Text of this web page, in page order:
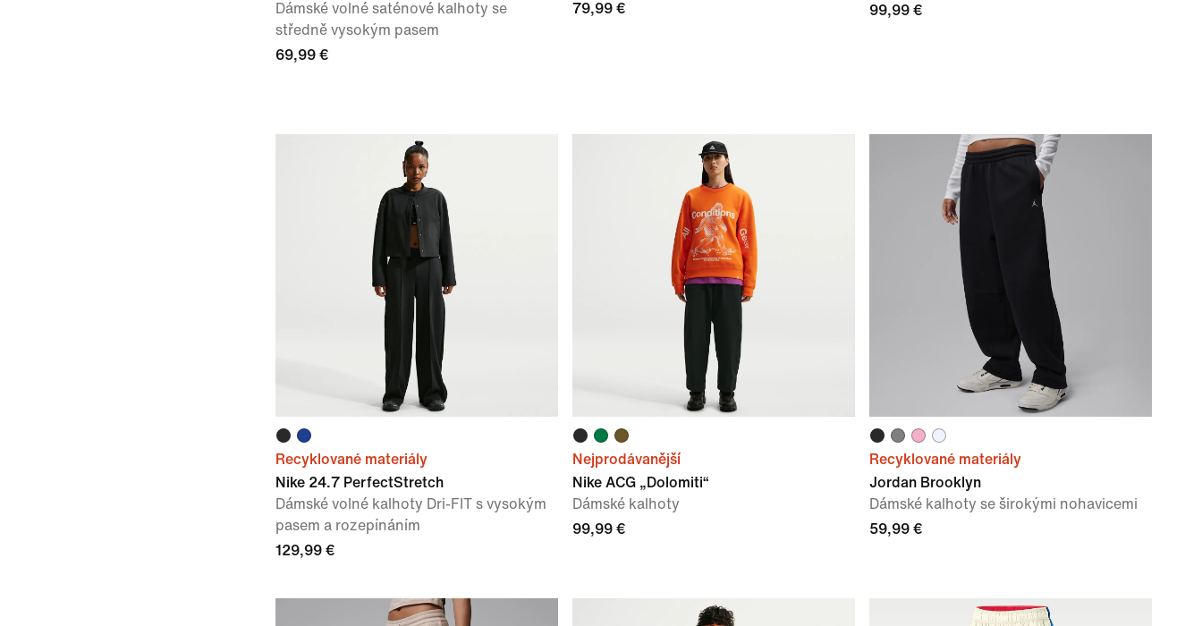
Dámské volné saténové kalhoty se
středně vysokým pasem
69,99 €
79,99 €
99,99 €
Recyklované materiály
Nike 24.7 PerfectStretch
Dámské volné kalhoty Dri-FIT s vysokým
pasem a rozepínáním
129,99 €
Nejprodávanější
Nike ACG „Dolomiti“
Dámské kalhoty
99,99 €
Recyklované materiály
Jordan Brooklyn
Dámské kalhoty se širokými nohavicemi
59,99 €